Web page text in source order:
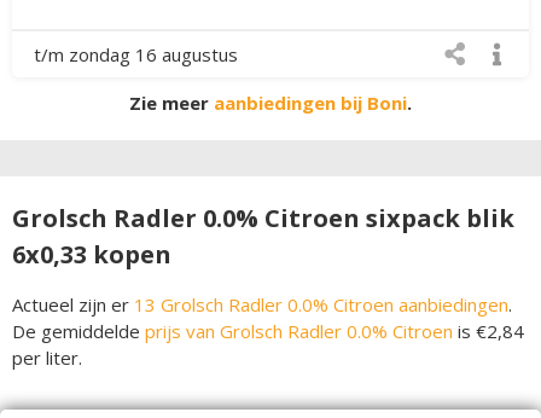
t/m zondag 16 augustus
Zie meer aanbiedingen bij Boni.
Grolsch Radler 0.0% Citroen sixpack blik
6x0,33 kopen
Actueel zijn er 13 Grolsch Radler 0.0% Citroen aanbiedingen.
De gemiddelde prijs van Grolsch Radler 0.0% Citroen is €2,84
per liter.